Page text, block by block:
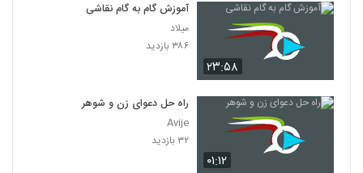
۲۳:۵۸
آموزش گام به گام نقاشی
میلاد
۳۸۶ بازدید
۰۱:۱۲
راه حل دعوای زن و شوهر
Avije
۳۲ بازدید